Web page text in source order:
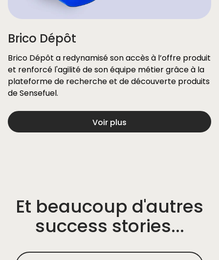
Brico Dépôt
Brico Dépôt a redynamisé son accès à l’offre produit
et renforcé l'agilité de son équipe métier grâce à la
plateforme de recherche et de découverte produits
de Sensefuel.
Voir plus
Et beaucoup d'autres
success stories...